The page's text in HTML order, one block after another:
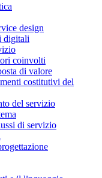
design
digitali
coinvolti
di valore
costitutivi del
del servizio
di servizio